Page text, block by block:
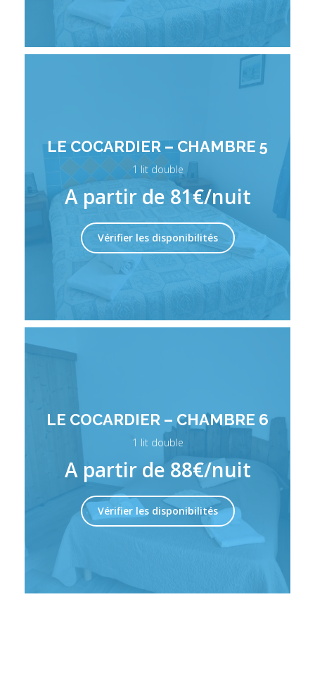
LE COCARDIER – CHAMBRE 5
1 lit double
A partir de 81€/nuit
Vérifier les disponibilités
LE COCARDIER – CHAMBRE 6
1 lit double
A partir de 88€/nuit
Vérifier les disponibilités